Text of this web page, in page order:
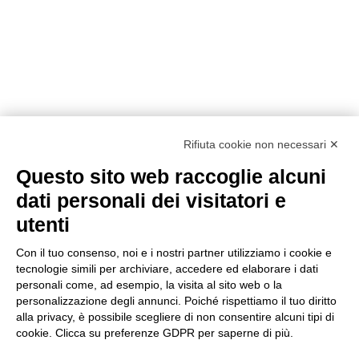
Metodi di pagamento
Condizioni di vendita
Privacy Policy
Rifiuta cookie non necessari ✕
Questo sito web raccoglie alcuni
dati personali dei visitatori e
utenti
Con il tuo consenso, noi e i nostri partner utilizziamo i cookie e
tecnologie simili per archiviare, accedere ed elaborare i dati
personali come, ad esempio, la visita al sito web o la
personalizzazione degli annunci. Poiché rispettiamo il tuo diritto
alla privacy, è possibile scegliere di non consentire alcuni tipi di
cookie. Clicca su preferenze GDPR per saperne di più.